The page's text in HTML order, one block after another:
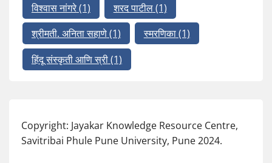
विश्वास नांगरे(1) शरद पाटील(1)
श्रीमती. अनिता सहाणे(1) स्मरणिका(1)
हिंदू संस्कृती आणि स्री(1)
Copyright: Jayakar Knowledge Resource Centre,
Savitribai Phule Pune University, Pune 2024.